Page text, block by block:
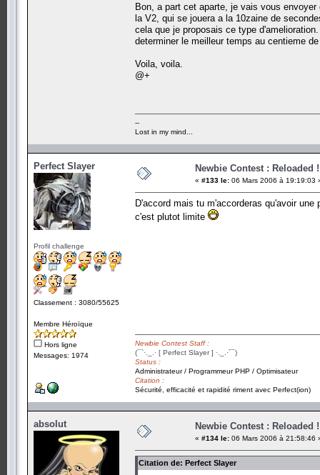
Bon, a part cet aparte, je vais vous
la V2, qui se jouera a la 10zaine de
cela que je proposais ce type
determiner le meilleur temps au centieme
Voila, voila.
@+
--
Lost in my mind...
Perfect Slayer
Profil challenge
Classement : 3080/55625
Membre Héroïque
Hors ligne
Messages: 1974
Newbie Contest : Reloaded !
« #133 le: 06 Mars 2006 à 19:19:03
D'accord mais tu m'accorderas qu'avoir
c'est plutot limite
Newbie Contest Staff :
(¯`·._.· [ Perfect Slayer ] ·._.·´¯)
Status :
Administrateur / Programmeur PHP / Optimisateur
Citation :
Sécurité, efficacité et rapidité riment avec Perfect(ion)
absolut Newbie Contest : Reloaded !
« #134 le: 06 Mars 2006 à 21:58:46
Citation de: Perfect Slayer